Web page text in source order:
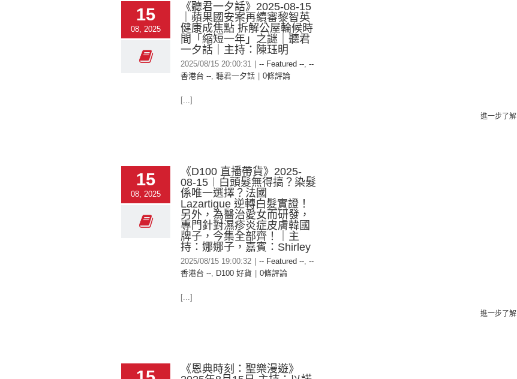
15
08, 2025
《聽君一夕話》2025-08-15
｜蘋果國安案再續審黎智英
健康成焦點 拆解公屋輪候時
間「縮短一年」之謎｜聽君
一夕話｜主持：陳珏明
2025/08/15 20:00:31 -- Featured --, --
香港台 --, 聽君一夕話 0條評論
[...]
進一步了解
15
08, 2025
《D100 直播帶貨》2025-
08-15︱白頭髮無得搞？染髮
係唯一選擇？法國
Lazartigue 逆轉白髮實證！
另外，為醫治愛女而研發，
專門針對濕疹炎症皮膚韓國
牌子，今集全部齊！｜主
持：娜娜子，嘉賓：Shirley
2025/08/15 19:00:32 -- Featured --, --
香港台 --, D100 好貨 0條評論
[...]
進一步了解
《恩典時刻：聖樂漫遊》